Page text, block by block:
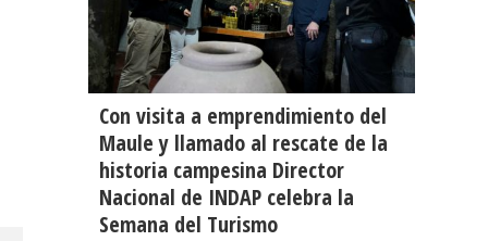
Con visita a emprendimiento del
Maule y llamado al rescate de la
historia campesina Director
Nacional de INDAP celebra la
Semana del Turismo